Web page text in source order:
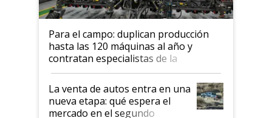
Para el campo: duplican producción
hasta las 120 máquinas al año y
contratan especialistas de la
industria automotriz para lograrlo
La venta de autos entra en una
nueva etapa: qué espera el
mercado en el segundo